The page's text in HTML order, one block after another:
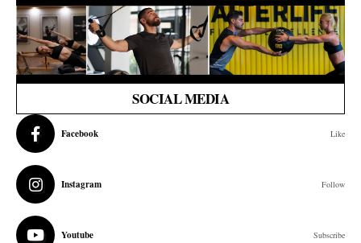
SOCIAL MEDIA
Facebook Like
Instagram Follow
Youtube Subscribe